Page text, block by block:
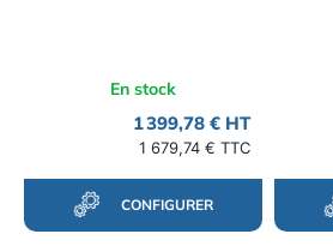
En stock
1 399,78 € HT
1 679,74 € TTC
CONFIGURER